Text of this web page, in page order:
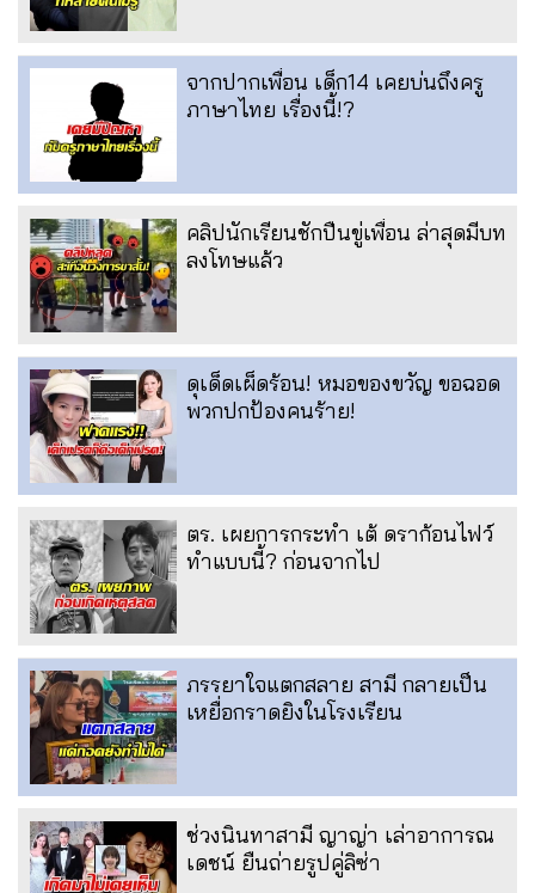
จากปากเพื่อน เด็ก14 เคยบ่นถึงครู
ภาษาไทย เรื่องนี้!?
คลิปนักเรียนชักปืนขู่เพื่อน ล่าสุดมีบท
ลงโทษแล้ว
ดุเด็ดเผ็ดร้อน! หมอของขวัญ ขอฉอด
พวกปกป้องคนร้าย!
ตร. เผยการกระทำ เต้ ดราก้อนไฟว์
ทำแบบนี้? ก่อนจากไป
ภรรยาใจแตกสลาย สามี กลายเป็น
เหยื่อกราดยิงในโรงเรียน
ช่วงนินทาสามี ญาญ่า เล่าอาการณ
เดชน์ ยืนถ่ายรูปคู่ลิซ่า